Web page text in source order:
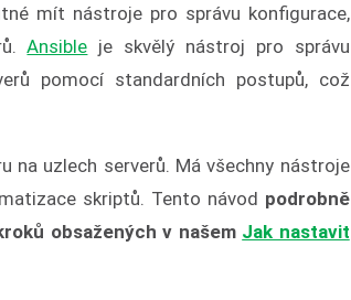
mít nástroje pro správu konfigurace,
Ansible je skvělý nástroj pro správu
pomocí standardních postupů, což
na uzlech serverů. Má všechny nástroje
skriptů. Tento návod podrobně
obsažených v našem Jak nastavit